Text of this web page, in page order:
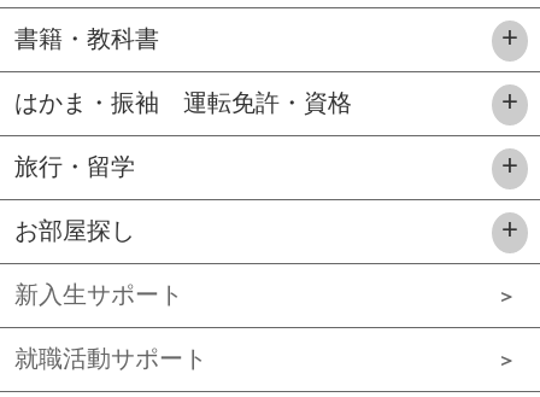
書籍・教科書
はかま・振袖 運転免許・資格
旅行・留学
お部屋探し
新入生サポート
就職活動サポート